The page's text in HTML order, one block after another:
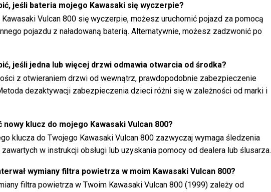
jeśli bateria mojego Kawasaki się wyczerpie?
Vulcan 800 się wyczerpie, możesz uruchomić pojazd za pomocą
pojazdu z naładowaną baterią. Alternatywnie, możesz zadzwonić po
jeśli jedna lub więcej drzwi odmawia otwarcia od środka?
z otwieraniem drzwi od wewnątrz, prawdopodobnie zabezpieczenie
dezaktywacji zabezpieczenia dzieci różni się w zależności od marki i
klucz do mojego Kawasaki Vulcan 800?
klucza do Twojego Kawasaki Vulcan 800 zazwyczaj wymaga śledzenia
w instrukcji obsługi lub uzyskania pomocy od dealera lub ślusarza.
wymiany filtra powietrza w moim Kawasaki Vulcan 800?
filtra powietrza w Twoim Kawasaki Vulcan 800 (1999) zależy od